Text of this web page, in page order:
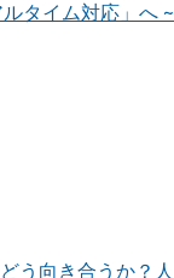
タイム対応」へ ~